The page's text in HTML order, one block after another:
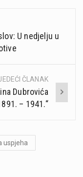
U nedjelju u
ČLANAK
Dubrovića
– 1941.“
uspjeha